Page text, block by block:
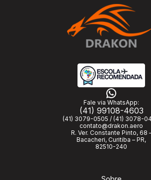
Fale via WhatsApp:
(41) 99108-4603
(41) 3079-0505 / (41) 3078-
contato@drakon.aero
R. Ver. Constante Pinto, 68
Bacacheri, Curitiba – PR,
82510-240